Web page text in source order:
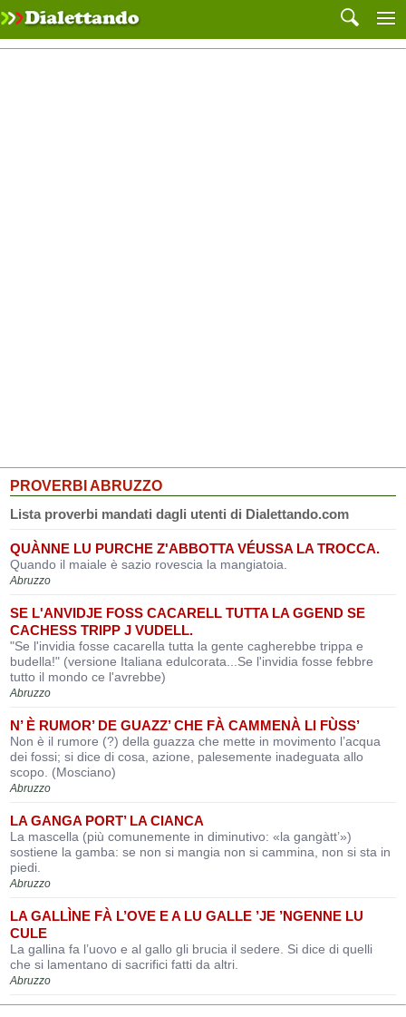
PROVERBI ABRUZZO
Lista proverbi mandati dagli utenti di Dialettando.com
QUÀNNE LU PURCHE Z'ABBOTTA VÉUSSA LA TROCCA.
Quando il maiale è sazio rovescia la mangiatoia.
Abruzzo
SE L'ANVIDJE FOSS CACARELL TUTTA LA GGEND SE
CACHESS TRIPP J VUDELL.
"Se l'invidia fosse cacarella tutta la gente cagherebbe trippa e
budella!" (versione Italiana edulcorata...Se l'invidia fosse febbre
tutto il mondo ce l'avrebbe)
Abruzzo
N’ È RUMOR’ DE GUAZZ’ CHE FÀ CAMMENÀ LI FÙSS’
Non è il rumore (?) della guazza che mette in movimento l’acqua
dei fossi; si dice di cosa, azione, palesemente inadeguata allo
scopo. (Mosciano)
Abruzzo
LA GANGA PORT’ LA CIANCA
La mascella (più comunemente in diminutivo: «la gangàtt’»)
sostiene la gamba: se non si mangia non si cammina, non si sta in
piedi.
Abruzzo
LA GALLÌNE FÀ L’OVE E A LU GALLE ’JE ’NGENNE LU
CULE
La gallina fa l’uovo e al gallo gli brucia il sedere. Si dice di quelli
che si lamentano di sacrifici fatti da altri.
Abruzzo